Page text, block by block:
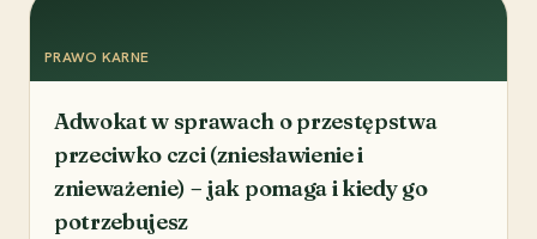
PRAWO KARNE
Adwokat w sprawach o przestępstwa
przeciwko czci (zniesławienie i
znieważenie) – jak pomaga i kiedy go
potrzebujesz